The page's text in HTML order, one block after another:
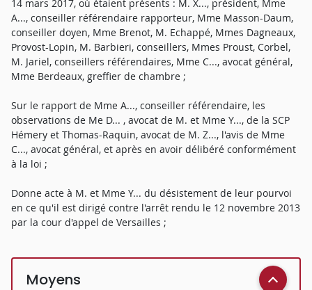
14 mars 2017, où étaient présents : M. X..., président, Mme
A..., conseiller référendaire rapporteur, Mme Masson-Daum,
conseiller doyen, Mme Brenot, M. Echappé, Mmes Dagneaux,
Provost-Lopin, M. Barbieri, conseillers, Mmes Proust, Corbel,
M. Jariel, conseillers référendaires, Mme C..., avocat général,
Mme Berdeaux, greffier de chambre ;
Sur le rapport de Mme A..., conseiller référendaire, les
observations de Me D... , avocat de M. et Mme Y..., de la SCP
Hémery et Thomas-Raquin, avocat de M. Z..., l'avis de Mme
C..., avocat général, et après en avoir délibéré conformément
à la loi ;
Donne acte à M. et Mme Y... du désistement de leur pourvoi
en ce qu'il est dirigé contre l'arrêt rendu le 12 novembre 2013
par la cour d'appel de Versailles ;
Moyens